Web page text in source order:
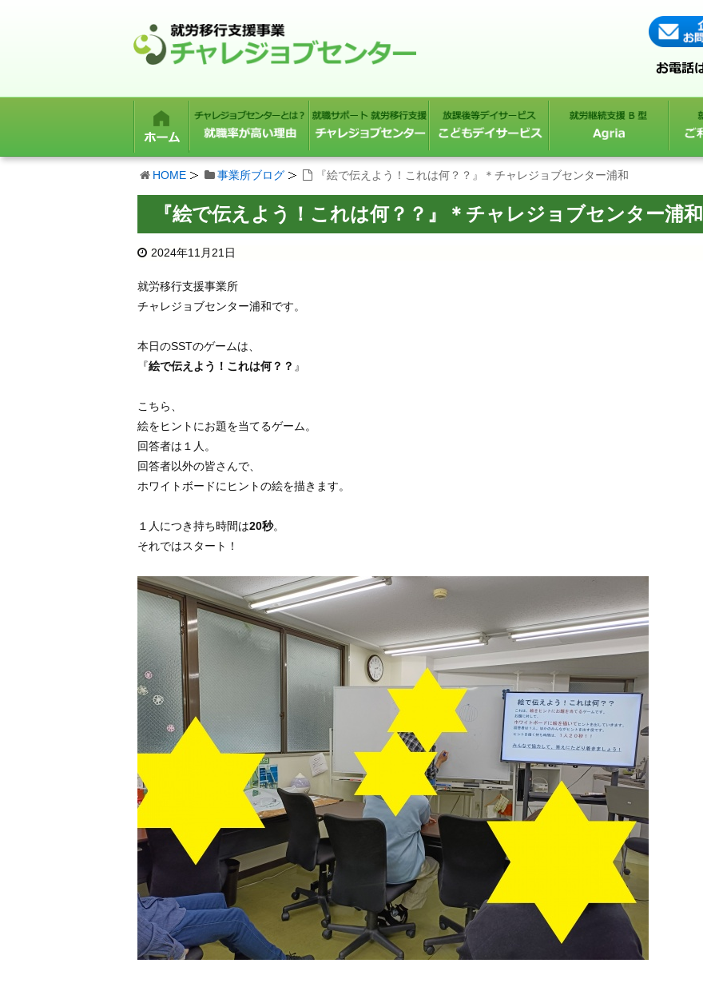
HOME 事業所ブログ 『絵で伝えよう！これは何？？』＊チャレジョブセンター浦和
『絵で伝えよう！これは何？？』＊チャレジョブセンター浦和
2024年11月21日
就労移行支援事業所
チャレジョブセンター浦和です。
本日のSSTのゲームは、
『絵で伝えよう！これは何？？ 』
こちら、
絵をヒントにお題を当てるゲーム。
回答者は１人。
回答者以外の皆さんで、
ホワイトボードにヒントの絵を描きます。
１人につき持ち時間は20秒。
それではスタート！